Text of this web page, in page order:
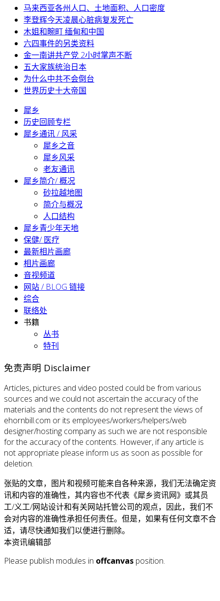
马来西亚各州人口、土地面积、人口密度
李登辉今天凌晨心脏病复发死亡
木姐和畹町 缅甸和中国
六四事件的另类资料
金一南讲共产党 2小时掌声不断
五大家族统治日本
为什么中共不会倒台
世界历史十大帝国
犀乡
历史回顾专栏
犀乡通讯 / 风采
犀乡之音
犀乡风采
老友通讯
犀乡简介/ 概况
砂拉越地图
简介与概况
人口结构
犀乡青少年天地
保健/ 医疗
最新相片画廊
相片画廊
音视频道
网站 / BLOG 链接
综合
联络处
书籍
丛书
特刊
免责声明 Disclaimer
Articles, pictures and video posted could be from various
sources and we could not ascertain the accuracy of the
materials and the contents do not represent the views of
ehornbill.com or its employees/workers/helpers/web
designer/hosting company as such we are not responsible
for the accuracy of the contents. However, if any article is
not appropriate please inform us as soon as possible for
deletion.
张贴的文章，图片和视频可能来自各种来源，我们无法确定资
讯和内容的准确性，其内容也不代表《犀乡资讯网》或其员
工/义工/网站设计和有关网站托管公司的观点，因此，我们不
会对内容的准确性承担任何责任。但是，如果有任何文章不合
适，请尽快通知我们以便进行删除。
本资讯编辑部
Please publish modules in offcanvas position.